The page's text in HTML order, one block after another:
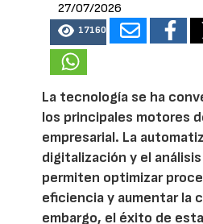
27/07/2026
17160
La tecnología se ha
los principales motores
empresarial. La
digitalización y el
permiten optimizar
eficiencia y aumentar la
embargo, el éxito de